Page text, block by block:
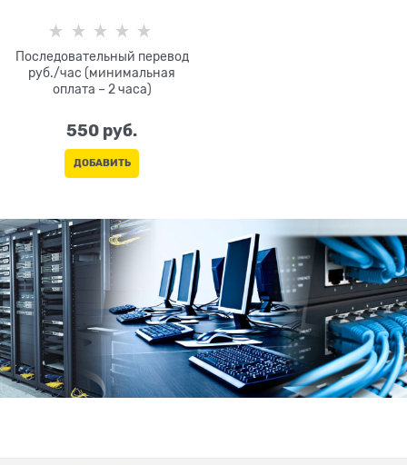
Последовательный перевод
руб./час (минимальная
оплата – 2 часа)
550 руб.
ДОБАВИТЬ